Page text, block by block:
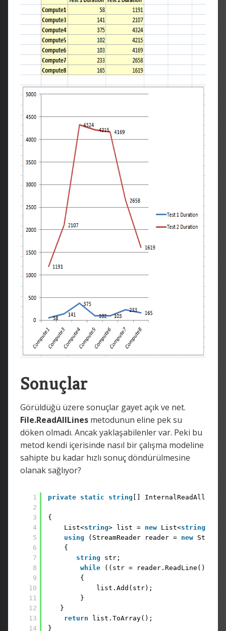
Sonuçlar
Görüldüğü üzere sonuçlar gayet açık ve net.
File.ReadAllLines metodunun eline pek su
döken olmadı. Ancak yaklaşabilenler var. Peki bu
metod kendi içerisinde nasıl bir çalışma modeline
sahipte bu kadar hızlı sonuç döndürülmesine
olanak sağlıyor?
1
2
3
4
5
6
7
8
9
10
11
12
13
14
private static string []
{
List<string> list = new List<string>();
using
(StreamReader reader = new
{
string
str;
while
((str = reader.ReadLine()) !=
{
list.Add(str);
}
}
return
list.ToArray();
}